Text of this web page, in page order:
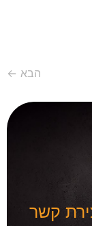
הבא ←
קשר